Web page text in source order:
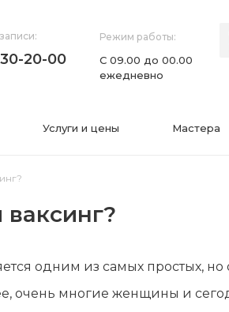
20-00
Режим работы:
С 09.00 до 00.00
ежедневно
Услуги и цены Мастера
одним из самых простых,
очень многие женщины и